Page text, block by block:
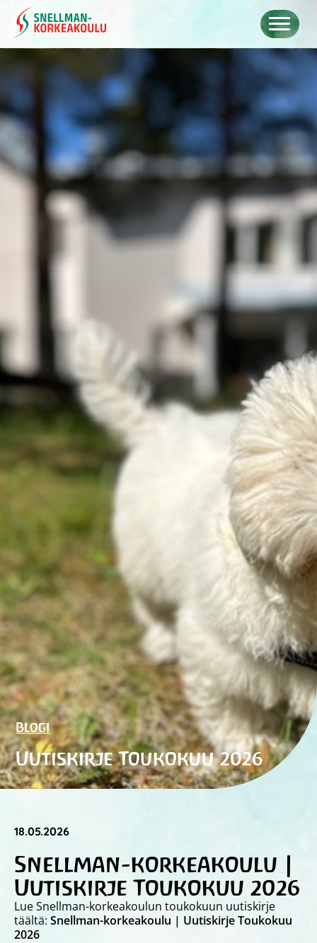
Blogi
Uutiskirje Toukokuu 2026
18.05.2026
Snellman-korkeakoulu |
Uutiskirje Toukokuu 2026
Lue Snellman-korkeakoulun toukokuun uutiskirje
täältä: Snellman-korkeakoulu | Uutiskirje Toukokuu
2026